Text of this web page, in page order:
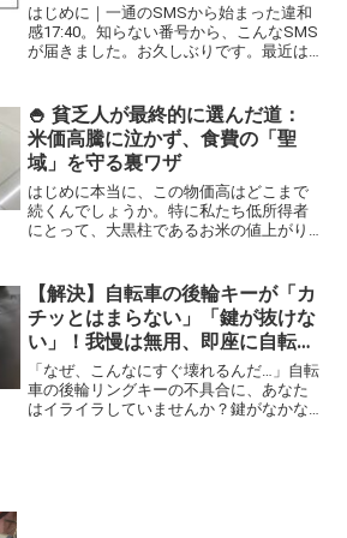
はじめに｜一通のSMSから始まった違和
感17:40。知らない番号から、こんなSMS
が届きました。お久しぶりです。最近は
ず、私は一瞬で返信せず、立ち止まりま
した。理由は単...
🍚 貧乏人が最終的に選んだ道：
米価高騰に泣かず、食費の「聖
域」を守る裏ワザ
はじめに本当に、この物価高はどこまで
続くんでしょうか。特に私たち低所得者
にとって、大黒柱であるお米の値上がり
掴みにされるような切実な問題として重
くのしかかっています。「...
【解決】自転車の後輪キーが「カ
チッとはまらない」「鍵が抜けな
い」！我慢は無用、即座に自転車
屋へ行くべき理由
「なぜ、こんなにすぐ壊れるんだ…」自転
車の後輪リングキーの不具合に、あなた
はイライラしていませんか？鍵がなかな